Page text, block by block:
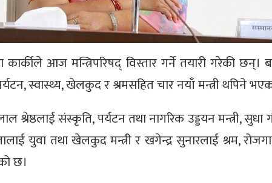
कार्कीले आज मन्त्रिपरिषद् विस्तार गर्ने तयारी गरेकी छन्।
स्वास्थ्य, खेलकुद र श्रमसहित चार नयाँ मन्त्री थपिने
श्रेष्ठलाई संस्कृति, पर्यटन तथा नागरिक उड्डयन मन्त्री, सुधा
युवा तथा खेलकुद मन्त्री र खगेन्द्र सुनारलाई श्रम,
छ।